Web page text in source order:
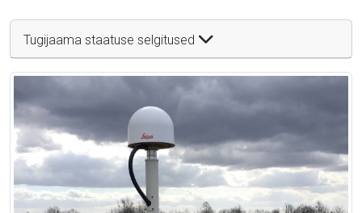
Tugijaama staatuse selgitused